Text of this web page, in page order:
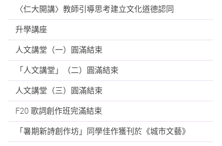
〈仁大開講〉教師引導思考建立文化道德認同
升學講座
人文講堂（一）圓滿結束
「人文講堂」（二）圓滿結束
人文講堂（三）圓滿結束
F20 歌詞創作班完滿結束
「暑期新詩創作坊」同學佳作獲刊於《城市文藝》